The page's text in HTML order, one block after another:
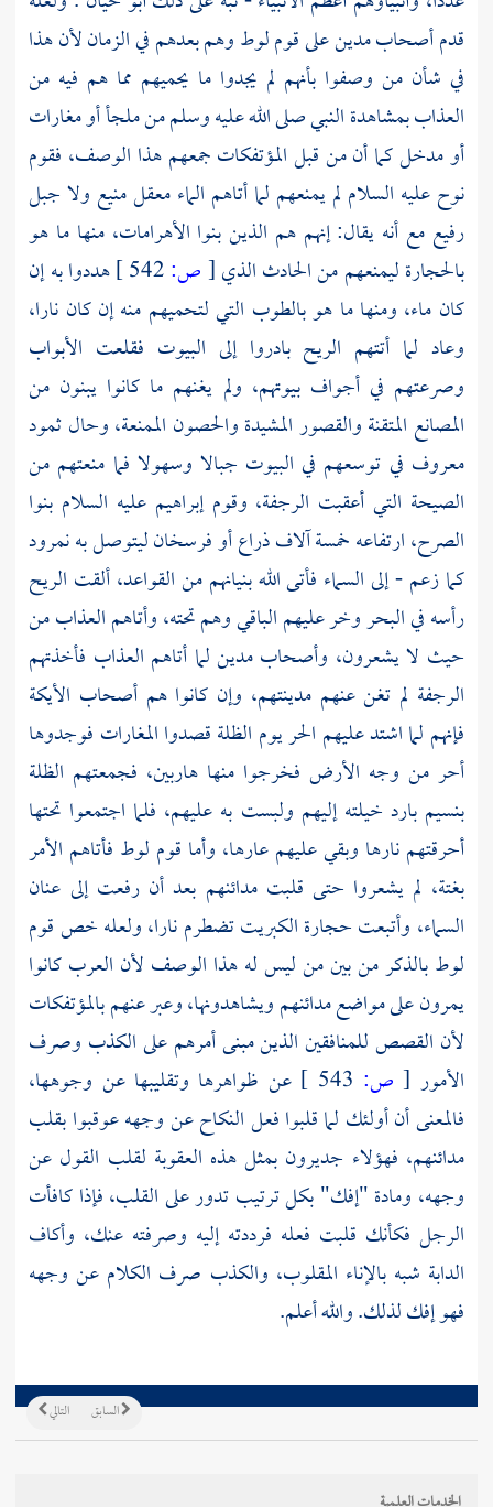
قدم أصحابمدينعلى قوملوطوهم بعدهم في الزمان لأن هذا
في شأن من وصفوا بأنهم لم يجدوا ما يحميهم مما هم فيه من
العذاب بمشاهدة النبي صلى الله عليه وسلم من ملجأ أو مغارات
أو مدخل كما أن من قبل المؤتفكات جمعهم هذا الوصف، فقوم
نوحعليه السلام لم يمنعهم لما أتاهم الماء معقل منيع ولا جبل
رفيع مع أنه يقال: إنهم هم الذين بنوا الأهرامات، منها ما هو
بالحجارة ليمنعهم من الحادث الذي[ص:
هددوا به إن
كان ماء، ومنها ما هو بالطوب التي لتحميهم منه إن كان نارا،
وعاد لما أتتهم الريح بادروا إلى البيوت فقلعت الأبواب
وصرعتهم في أجواف بيوتهم، ولم يغنهم ما كانوا يبنون من
المصانع المتقنة والقصور المشيدة والحصون الممنعة، وحال ثمود
معروف في توسعهم في البيوت جبالا وسهولا فما منعتهم من
الصيحة التي أعقبت الرجفة، وقومإبراهيمعليه السلام بنوا
الصرح، ارتفاعه خمسة آلاف ذراع أو فرسخان ليتوصل به نمرود
كما زعم - إلى السماء فأتى الله بنيانهم من القواعد، ألقت الريح
رأسه في البحر وخر عليهم الباقي وهم تحته، وأتاهم العذاب من
حيث لا يشعرون، وأصحابمدينلما أتاهم العذاب فأخذتهم
الرجفة لم تغن عنهم مدينتهم، وإن كانوا هم أصحاب الأيكة
فإنهم لما اشتد عليهم الحر يوم الظلة قصدوا المغارات فوجدوها
أحر من وجه الأرض فخرجوا منها هاربين، فجمعتهم الظلة
بنسيم بارد خيلته إليهم ولبست به عليهم، فلما اجتمعوا تحتها
أحرقتهم نارها وبقي عليهم عارها، وأما قوم لوط فأتاهم الأمر
بغتة، لم يشعروا حتى قلبت مدائنهم بعد أن رفعت إلى عنان
السماء، وأتبعت حجارة الكبريت تضطرم نارا، ولعله خص قوم
لوط بالذكر من بين من ليس له هذا الوصف لأن العرب كانوا
يمرون على مواضع مدائنهم ويشاهدونها، وعبر عنهم بالمؤتفكات
لأن القصص للمنافقين الذين مبنى أمرهم على الكذب وصرف
الأمور [ ص:
عن ظواهرها وتقليبها عن وجوهها،
فالمعنى أن أولئك لما قلبوا فعل النكاح عن وجهه عوقبوا بقلب
مدائنهم، فهؤلاء جديرون بمثل هذه العقوبة لقلب القول عن
وجهه، ومادة "إفك" بكل ترتيب تدور على القلب، فإذا كافأت
الرجل فكأنك قلبت فعله فرددته إليه وصرفته عنك، وأكاف
الدابة شبه بالإناء المقلوب، والكذب صرف الكلام عن وجهه
فهو إفك لذلك. والله أعلم.
التالي السابق